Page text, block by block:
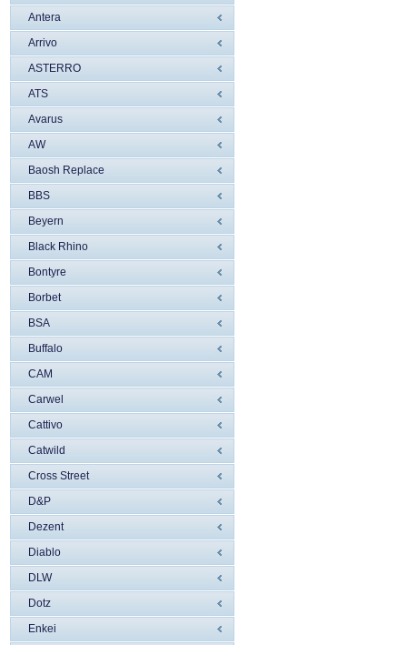
Antera
Arrivo
ASTERRO
ATS
Avarus
AW
Baosh Replace
BBS
Beyern
Black Rhino
Bontyre
Borbet
BSA
Buffalo
CAM
Carwel
Cattivo
Catwild
Cross Street
D&P
Dezent
Diablo
DLW
Dotz
Enkei